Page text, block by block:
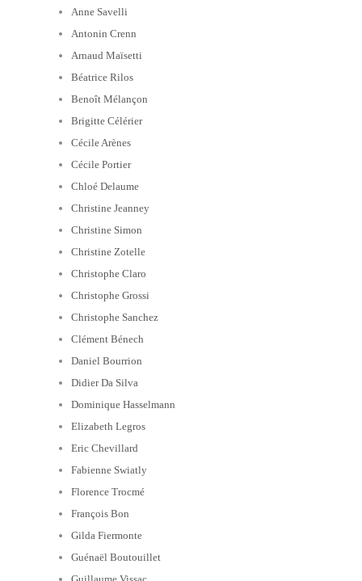
Anne Savelli
Antonin Crenn
Arnaud Maïsetti
Béatrice Rilos
Benoît Mélançon
Brigitte Célérier
Cécile Arènes
Cécile Portier
Chloé Delaume
Christine Jeanney
Christine Simon
Christine Zotelle
Christophe Claro
Christophe Grossi
Christophe Sanchez
Clément Bénech
Daniel Bourrion
Didier Da Silva
Dominique Hasselmann
Elizabeth Legros
Eric Chevillard
Fabienne Swiatly
Florence Trocmé
François Bon
Gilda Fiermonte
Guénaël Boutouillet